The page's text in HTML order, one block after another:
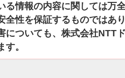
情報の内容に関しては万
全性を保証するものではあ
についても、株式会社NTT
。